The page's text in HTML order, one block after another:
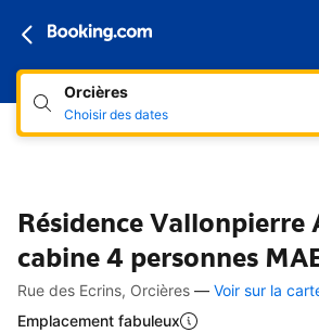
Orcières
Choisir des dates
Résidence Vallonpierre
cabine 4 personnes
Accès rapides
Aller à la description
Aller aux équipements
Aller aux hébergements
Aller aux conditions
Rue des Ecrins, Orcières — Voir sur la
Emplacement fabuleux